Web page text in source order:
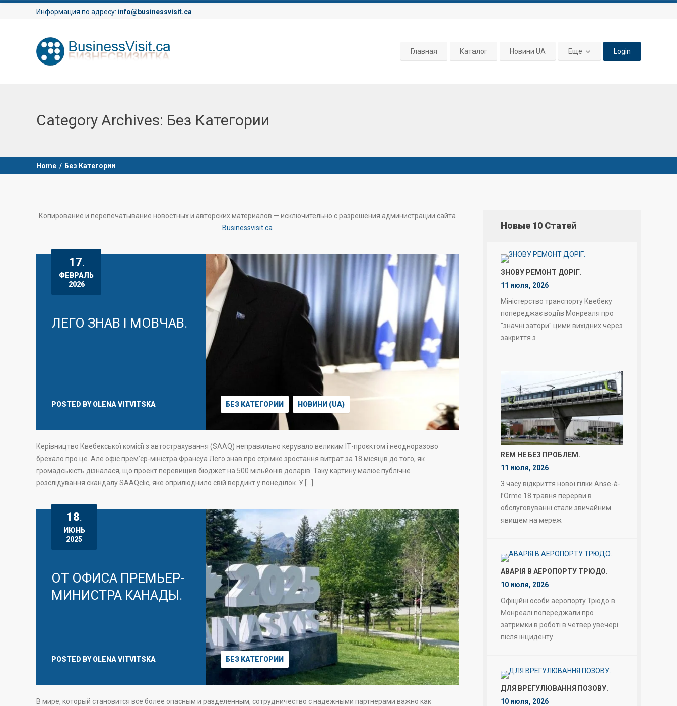
Информация по адресу: info@businessvisit.ca
Главная Каталог Новини UA Еще Login
Category Archives: Без Категории
Home / Без Категории
Копирование и перепечатывание новостных и авторских материалов — исключительно с разрешения администрации сайта
Businessvisit.ca
17.
ФЕВРАЛЬ
2026
ЛЕГО ЗНАВ І МОВЧАВ.
POSTED BYOLENA VITVITSKA БЕЗ КАТЕГОРИИ НОВИНИ (UA)
Керівництво Квебекської комісії з автострахування (SAAQ) неправильно керувало великим ІТ-проєктом і неодноразово
брехало про це. Але офіс прем’єр-міністра Франсуа Лего знав про стрімке зростання витрат за 18 місяців до того, як
громадськість дізналася, що проект перевищив бюджет на 500 мільйонів доларів. Таку картину малює публічне
розслідування скандалу SAAQclic, яке оприлюднило свій вердикт у понеділок. У […]
18.
ИЮНЬ
2025
ОТ ОФИСА ПРЕМЬЕР-
МИНИСТРА КАНАДЫ.
POSTED BYOLENA VITVITSKA БЕЗ КАТЕГОРИИ
В мире, который становится все более опасным и разделенным, сотрудничество с надежными партнерами важно как
Новые 10 Статей
ЗНОВУ РЕМОНТ ДОРІГ.
11 июля, 2026
Міністерство транспорту Квебеку
попереджає водіїв Монреаля про
"значні затори" цими вихідних через
закриття з
REM НЕ БЕЗ ПРОБЛЕМ.
11 июля, 2026
З часу відкриття нової гілки Anse-à-
l’Orme 18 травня перерви в
обслуговуванні стали звичайним
явищем на мереж
АВАРІЯ В АЕРОПОРТУ ТРЮДО.
10 июля, 2026
Офіційні особи аеропорту Трюдо в
Монреалі попереджали про
затримки в роботі в четвер увечері
після інциденту
ДЛЯ ВРЕГУЛЮВАННЯ ПОЗОВУ.
10 июля, 2026